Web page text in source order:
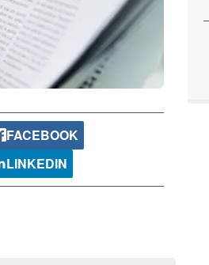
FACEBOOK
LINKEDIN